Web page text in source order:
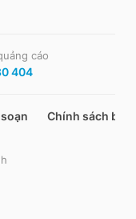
cáo
404
Chính sách bảo